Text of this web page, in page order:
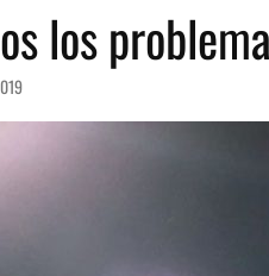
los